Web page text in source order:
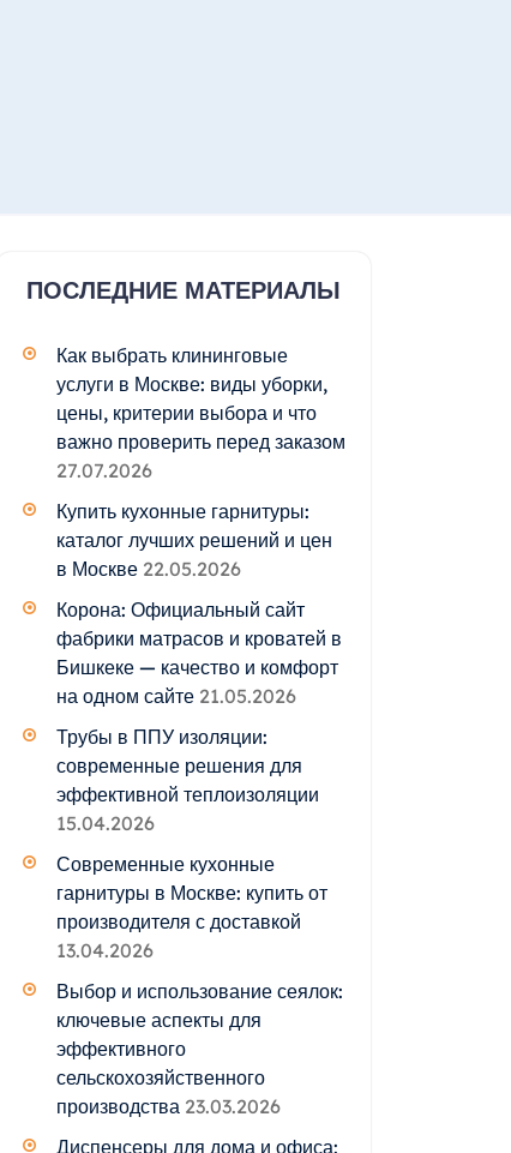
ПОСЛЕДНИЕ МАТЕРИАЛЫ
Как выбрать клининговые
услуги в Москве: виды уборки,
цены, критерии выбора и что
важно проверить перед заказом
27.07.2026
Купить кухонные гарнитуры:
каталог лучших решений и цен
в Москве 22.05.2026
Корона: Официальный сайт
фабрики матрасов и кроватей в
Бишкеке — качество и комфорт
на одном сайте 21.05.2026
Трубы в ППУ изоляции:
современные решения для
эффективной теплоизоляции
15.04.2026
Современные кухонные
гарнитуры в Москве: купить от
производителя с доставкой
13.04.2026
Выбор и использование сеялок:
ключевые аспекты для
эффективного
сельскохозяйственного
производства 23.03.2026
Диспенсеры для дома и офиса: